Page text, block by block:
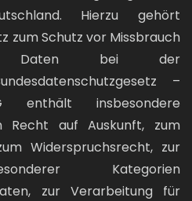
Hierzu gehört
zum Schutz vor Missbrauch
Daten bei der
–
enthält insbesondere
Recht auf Auskunft, zum
Widerspruchsrecht, zur
Kategorien
zur Verarbeitung für